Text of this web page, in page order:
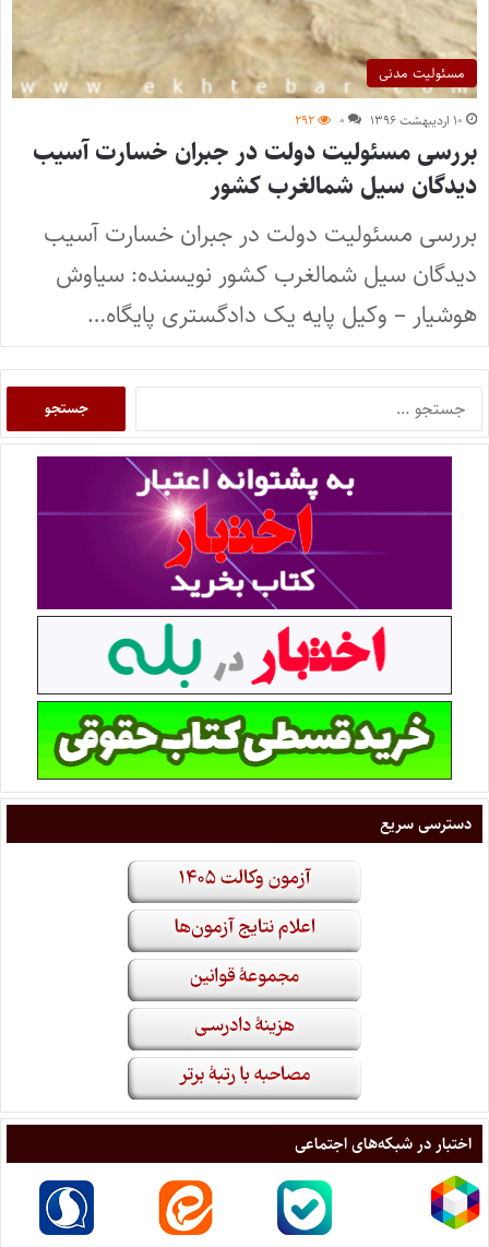
مسئولیت مدنی
۱۰ اردیبهشت ۱۳۹۶ ۰ ۲۹۲
بررسی مسئولیت دولت در جبران خسارت آسیب
دیدگان سیل شمالغرب کشور
بررسی مسئولیت دولت در جبران خسارت آسیب
دیدگان سیل شمالغرب کشور نویسنده: سیاوش
هوشیار – وکیل پایه یک دادگستری پایگاه…
دسترسی سریع
اختبار در شبکه‌های اجتماعی